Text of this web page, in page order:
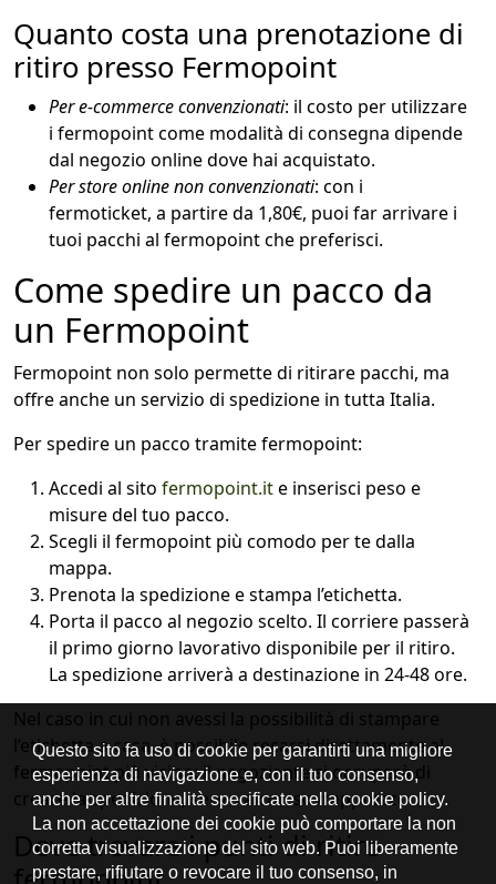
Quanto costa una prenotazione di
ritiro presso Fermopoint
Per e-commerce convenzionati: il costo per utilizzare
i fermopoint come modalità di consegna dipende
dal negozio online dove hai acquistato.
Per store online non convenzionati: con i
fermoticket, a partire da 1,80€, puoi far arrivare i
tuoi pacchi al fermopoint che preferisci.
Come spedire un pacco da
un Fermopoint
Fermopoint non solo permette di ritirare pacchi, ma
offre anche un servizio di spedizione in tutta Italia.
Per spedire un pacco tramite fermopoint:
Accedi al sito fermopoint.ite inserisci peso e
misure del tuo pacco.
Scegli il fermopoint più comodo per te dalla
mappa.
Prenota la spedizione e stampa l’etichetta.
Porta il pacco al negozio scelto. Il corriere passerà
il primo giorno lavorativo disponibile per il ritiro.
La spedizione arriverà a destinazione in 24-48 ore.
Nel caso in cui non avessi la possibilità di stampare
l’etichetta a casa, è possibile recarsi direttamente al
fermopoint più vicino: il negoziante si occuperà di
creare la spedizione, senza alcun sovrapprezzo.
Dove trovare i punti di ritiro